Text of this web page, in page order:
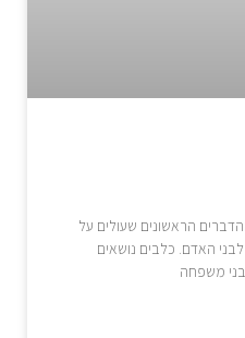
הראשונים שעולים על
האדם. כלבים נושאים
משפחה